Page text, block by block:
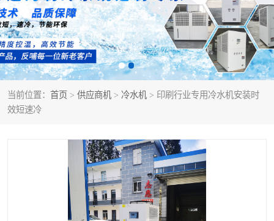
当前位置： 首页 > 供应商机 > 冷水机 > 印刷行业专用冷水机安装时
效短速冷
冷水机 模温机
导热油加热器